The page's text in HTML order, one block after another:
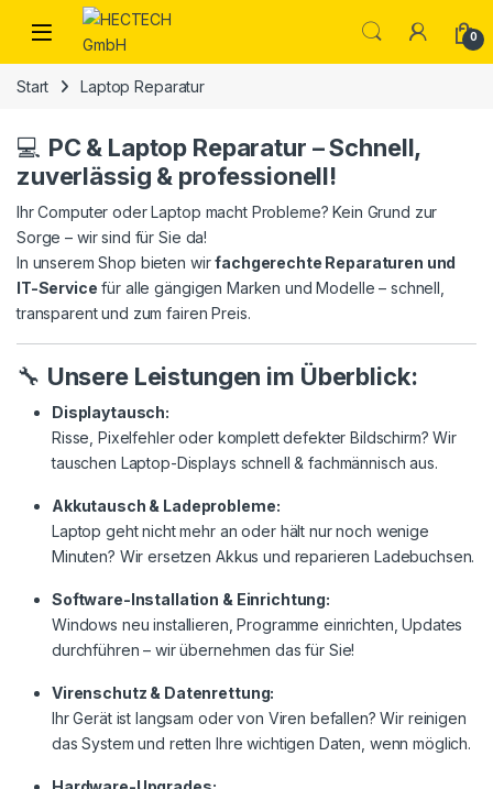
Open 0
Start Laptop Reparatur
💻 PC & Laptop Reparatur – Schnell,
zuverlässig & professionell!
Ihr Computer oder Laptop macht Probleme? Kein Grund zur
Sorge – wir sind für Sie da!
In unserem Shop bieten wirfachgerechte Reparaturen und
IT-Service für alle gängigen Marken und Modelle – schnell,
transparent und zum fairen Preis.
🔧 Unsere Leistungen im Überblick:
Displaytausch:
Risse, Pixelfehler oder komplett defekter Bildschirm? Wir
tauschen Laptop-Displays schnell & fachmännisch aus.
Akkutausch & Ladeprobleme:
Laptop geht nicht mehr an oder hält nur noch wenige
Minuten? Wir ersetzen Akkus und reparieren Ladebuchsen.
Software-Installation & Einrichtung:
Windows neu installieren, Programme einrichten, Updates
durchführen – wir übernehmen das für Sie!
Virenschutz & Datenrettung:
Ihr Gerät ist langsam oder von Viren befallen? Wir reinigen
das System und retten Ihre wichtigen Daten, wenn möglich.